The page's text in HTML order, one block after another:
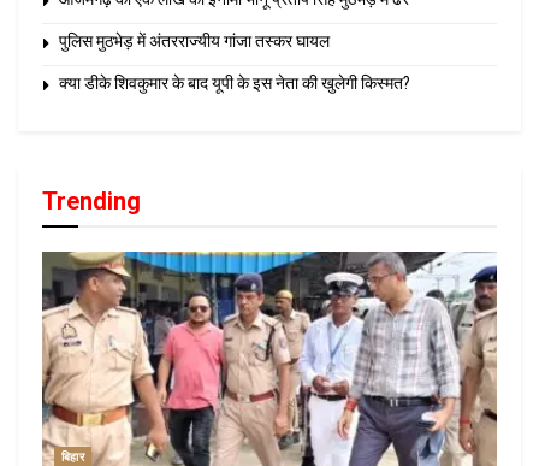
पुलिस मुठभेड़ में अंतरराज्यीय गांजा तस्कर घायल
क्या डीके शिवकुमार के बाद यूपी के इस नेता की खुलेगी किस्मत?
Trending
बिहार